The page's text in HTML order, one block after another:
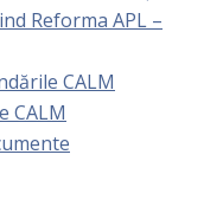
Reforma APL –
CALM
CALM